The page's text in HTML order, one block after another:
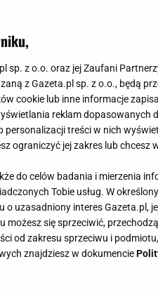
sp. z o.o. oraz jej Zaufani
z Gazeta.pl sp. z o.o., będą
cookie lub inne informacje
reklam dopasowanych
treści w nich
ograniczyć jej zakres lub chcesz
do celów badania i mierzenia
Tobie usług. W
uzasadniony interes Gazeta.pl,
się sprzeciwić,
od zakresu sprzeciwu i
znajdziesz w dokumencie